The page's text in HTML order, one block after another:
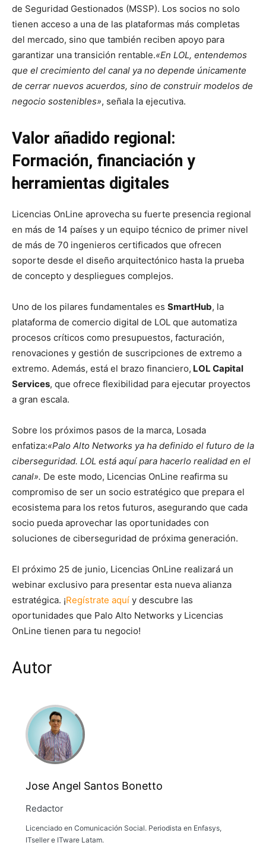
de Seguridad Gestionados (MSSP). Los socios no solo
tienen acceso a una de las plataformas más completas
del mercado, sino que también reciben apoyo para
garantizar una transición rentable.«En LOL, entendemos
que el crecimiento del canal ya no depende únicamente
de cerrar nuevos acuerdos, sino de construir modelos de
negocio sostenibles», señala la ejecutiva.
Valor añadido regional:
Formación, financiación y
herramientas digitales
Licencias OnLine aprovecha su fuerte presencia regional
en más de 14 países y un equipo técnico de primer nivel
de más de 70 ingenieros certificados que ofrecen
soporte desde el diseño arquitectónico hasta la prueba
de concepto y despliegues complejos.
Uno de los pilares fundamentales es SmartHub, la
plataforma de comercio digital de LOL que automatiza
procesos críticos como presupuestos, facturación,
renovaciones y gestión de suscripciones de extremo a
extremo. Además, está el brazo financiero, LOL Capital
Services, que ofrece flexibilidad para ejecutar proyectos
a gran escala.
Sobre los próximos pasos de la marca, Losada
enfatiza:«Palo Alto Networks ya ha definido el futuro de la
ciberseguridad. LOL está aquí para hacerlo realidad en el
canal». De este modo, Licencias OnLine reafirma su
compromiso de ser un socio estratégico que prepara el
ecosistema para los retos futuros, asegurando que cada
socio pueda aprovechar las oportunidades con
soluciones de ciberseguridad de próxima generación.
El próximo 25 de junio, Licencias OnLine realizará un
webinar exclusivo para presentar esta nueva alianza
estratégica. ¡Regístrate aquí y descubre las
oportunidades que Palo Alto Networks y Licencias
OnLine tienen para tu negocio!
Autor
Jose Angel Santos Bonetto
Redactor
Licenciado en Comunicación Social. Periodista en Enfasys,
ITseller e ITware Latam.